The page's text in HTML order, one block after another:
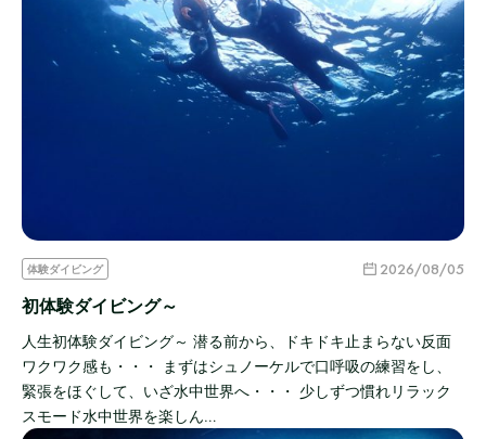
体験ダイビング 2026/08/05
初体験ダイビング～
人生初体験ダイビング～ 潜る前から、ドキドキ止まらない反面
ワクワク感も・・・ まずはシュノーケルで口呼吸の練習をし、
緊張をほぐして、いざ水中世界へ・・・ 少しずつ慣れリラック
スモード水中世界を楽しん…